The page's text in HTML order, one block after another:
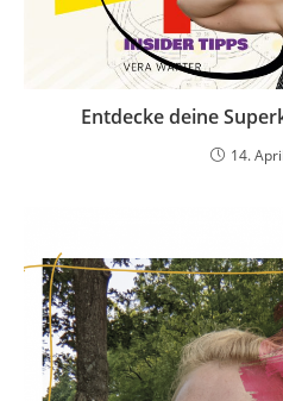
Entdecke deine
14.